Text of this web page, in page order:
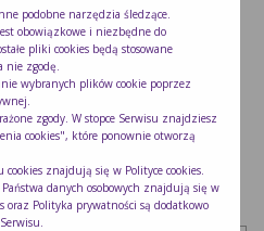
2022-10-24
Wymagane pola są oznaczone
podobne narzędzia śledzące.
obowiązkowe i niezbędne do
pliki cookies będą stosowane
nie zgodę.
wybranych plików cookie poprzez
zgody. W stopce Serwisu znajdziesz
cookies", które ponownie otworzą
cookies znajdują się w Polityce cookies
danych osobowych znajdują się w
oraz Polityka prywatności są dodatkowo